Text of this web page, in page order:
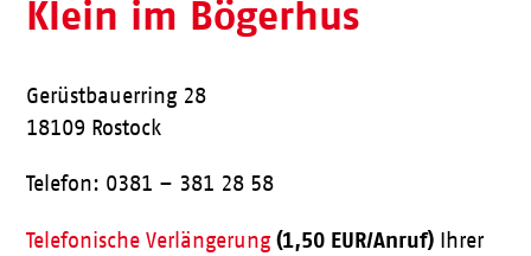
Klein im Bögerhus
Gerüstbauerring 28
18109 Rostock
Telefon: 0381 – 381 28 58
Telefonische Verlängerung (1,50 EUR/Anruf) Ihrer